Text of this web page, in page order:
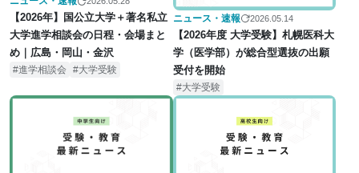
【2026年】国公立大学＋著名私立
大学進学相談会の日程・会場まと
め｜広島・岡山・金沢
進学相談会 大学受験
ニュース・速報 2026.05.14
【2026年度 大学受験】札幌医科大
学（医学部）が総合型選抜の出願
受付を開始
大学受験